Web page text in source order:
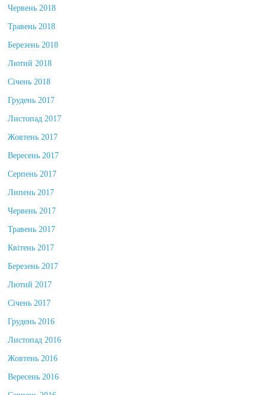
Червень 2018
Травень 2018
Березень 2018
Лютий 2018
Січень 2018
Грудень 2017
Листопад 2017
Жовтень 2017
Вересень 2017
Серпень 2017
Липень 2017
Червень 2017
Травень 2017
Квітень 2017
Березень 2017
Лютий 2017
Січень 2017
Грудень 2016
Листопад 2016
Жовтень 2016
Вересень 2016